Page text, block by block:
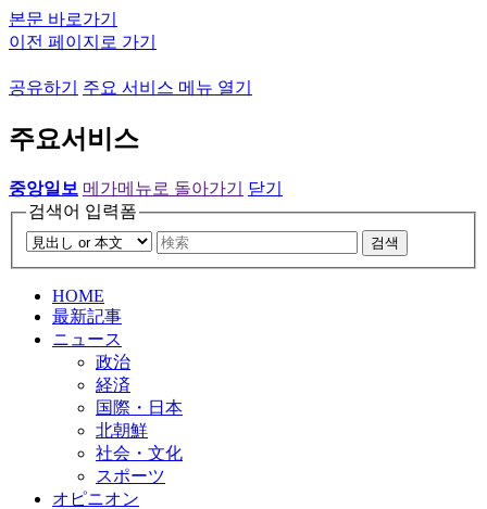
본문 바로가기
이전 페이지로 가기
공유하기 주요 서비스 메뉴 열기
주요서비스
중앙일보 메가메뉴로 돌아가기
닫기
검색어 입력폼
검색
HOME
最新記事
ニュース
政治
経済
国際・日本
北朝鮮
社会・文化
スポーツ
オピニオン